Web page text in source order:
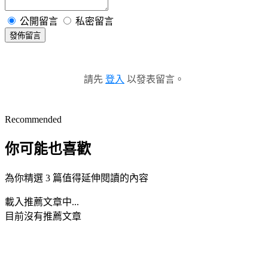
公開留言 私密留言
發佈留言
請先 登入 以發表留言。
Recommended
你可能也喜歡
為你精選 3 篇值得延伸閱讀的內容
載入推薦文章中...
目前沒有推薦文章